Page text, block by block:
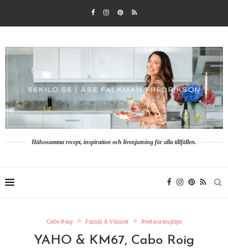
Hälsosamma recept, inspiration och livsnjutning för alla tillfällen.
Cabo Roig Familj & Vänner Restaurangtips
YAHO & KM67, Cabo Roig